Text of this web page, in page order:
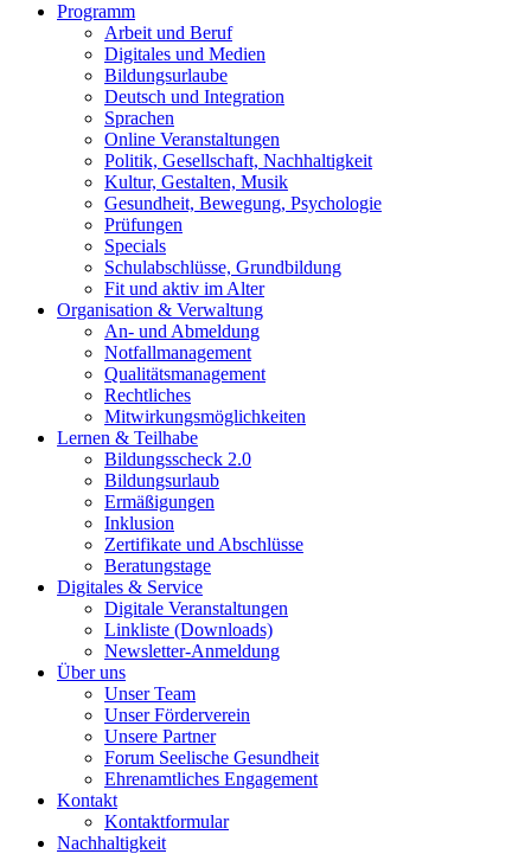
Programm
Arbeit und Beruf
Digitales und Medien
Bildungsurlaube
Deutsch und Integration
Sprachen
Online Veranstaltungen
Politik, Gesellschaft, Nachhaltigkeit
Kultur, Gestalten, Musik
Gesundheit, Bewegung, Psychologie
Prüfungen
Specials
Schulabschlüsse, Grundbildung
Fit und aktiv im Alter
Organisation & Verwaltung
An- und Abmeldung
Notfallmanagement
Qualitätsmanagement
Rechtliches
Mitwirkungsmöglichkeiten
Lernen & Teilhabe
Bildungsscheck 2.0
Bildungsurlaub
Ermäßigungen
Inklusion
Zertifikate und Abschlüsse
Beratungstage
Digitales & Service
Digitale Veranstaltungen
Linkliste (Downloads)
Newsletter-Anmeldung
Über uns
Unser Team
Unser Förderverein
Unsere Partner
Forum Seelische Gesundheit
Ehrenamtliches Engagement
Kontakt
Kontaktformular
Nachhaltigkeit